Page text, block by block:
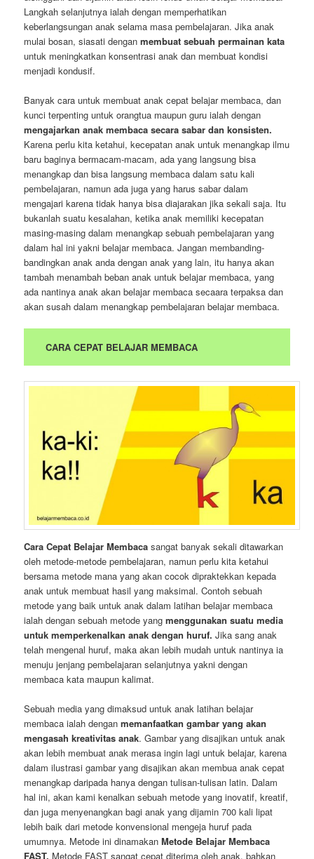
Langkah selanjutnya ialah dengan memperhatikan
keberlangsungan anak selama masa pembelajaran. Jika anak
mulai bosan, siasati denganmembuat sebuah permainan kata
untuk meningkatkan konsentrasi anak dan membuat kondisi
menjadi kondusif.
Banyak cara untuk membuat anak cepat belajar membaca, dan
kunci terpenting untuk orangtua maupun guru ialah dengan
mengajarkan anak membaca secara sabar dan konsisten.
Karena perlu kita ketahui, kecepatan anak untuk menangkap ilmu
baru baginya bermacam-macam, ada yang langsung bisa
menangkap dan bisa langsung membaca dalam satu kali
pembelajaran, namun ada juga yang harus sabar dalam
mengajari karena tidak hanya bisa diajarakan jika sekali saja. Itu
bukanlah suatu kesalahan, ketika anak memiliki kecepatan
masing-masing dalam menangkap sebuah pembelajaran yang
dalam hal ini yakni belajar membaca. Jangan membanding-
bandingkan anak anda dengan anak yang lain, itu hanya akan
tambah menambah beban anak untuk belajar membaca, yang
ada nantinya anak akan belajar membaca secaara terpaksa dan
akan susah dalam menangkap pembelajaran belajar membaca.
CARA CEPAT BELAJAR MEMBACA
Cara Cepat Belajar Membaca sangat banyak sekali ditawarkan
oleh metode-metode pembelajaran, namun perlu kita ketahui
bersama metode mana yang akan cocok dipraktekkan kepada
anak untuk membuat hasil yang maksimal. Contoh sebuah
metode yang baik untuk anak dalam latihan belajar membaca
ialah dengan sebuah metode yangmenggunakan suatu media
untuk memperkenalkan anak dengan huruf. Jika sang anak
telah mengenal huruf, maka akan lebih mudah untuk nantinya ia
menuju jenjang pembelajaran selanjutnya yakni dengan
membaca kata maupun kalimat.
Sebuah media yang dimaksud untuk anak latihan belajar
membaca ialah denganmemanfaatkan gambar yang akan
mengasah kreativitas anak. Gambar yang disajikan untuk anak
akan lebih membuat anak merasa ingin lagi untuk belajar, karena
dalam ilustrasi gambar yang disajikan akan membua anak cepat
menangkap daripada hanya dengan tulisan-tulisan latin. Dalam
hal ini, akan kami kenalkan sebuah metode yang inovatif, kreatif,
dan juga menyenangkan bagi anak yang dijamin 700 kali lipat
lebih baik dari metode konvensional mengeja huruf pada
umumnya. Metode ini dinamakanMetode Belajar Membaca
FAST. Metode FAST sangat cepat diterima oleh anak, bahkan